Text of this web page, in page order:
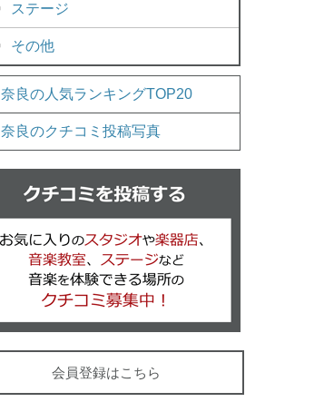
ステージ
その他
奈良の人気ランキングTOP20
奈良のクチコミ投稿写真
会員登録はこちら